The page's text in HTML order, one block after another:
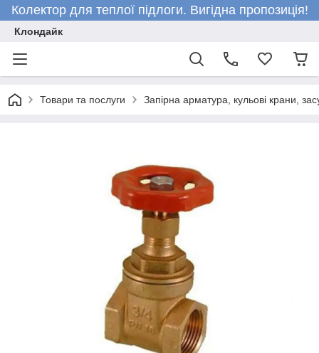
Колектор для теплої підлоги. Вигідна пропозиція!
Клондайк
Товари та послуги Запірна арматура, кульові крани,